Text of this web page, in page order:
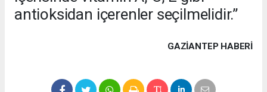
antioksidan içerenler seçilmelidir.”
GAZIANTEP HABERİ